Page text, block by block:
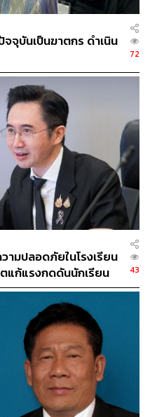
จจุบันเป็นฆาตกร ดำเนิน
72
มปลอดภัยในโรงเรียน
แก้แรงกดดันนักเรียน
43